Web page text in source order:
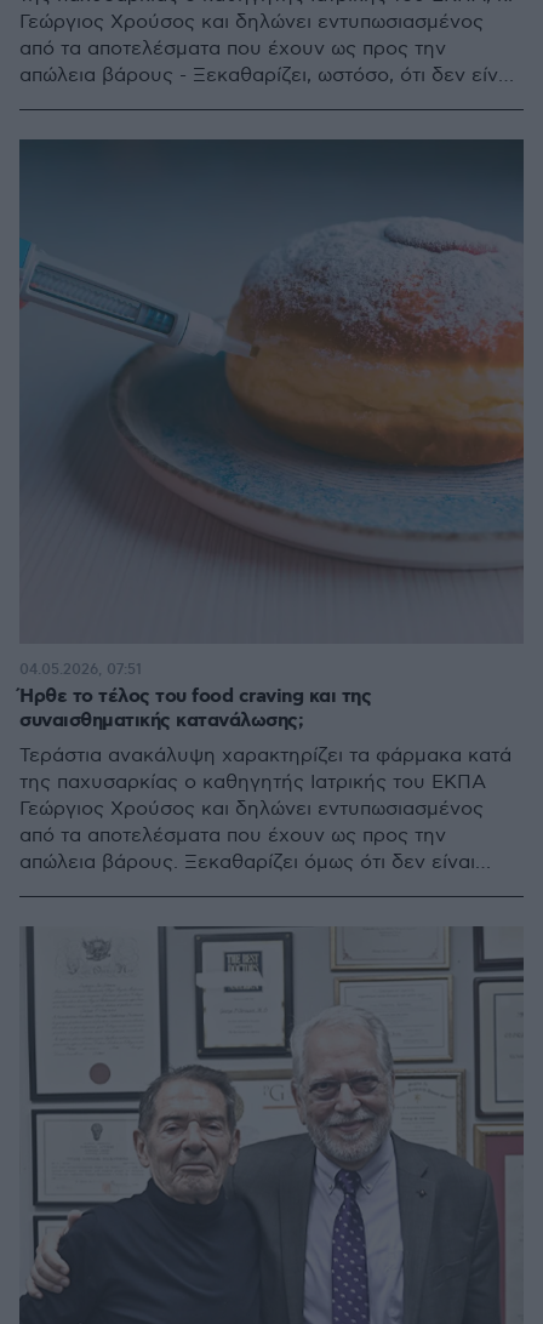
Γεώργιος Χρούσος και δηλώνει εντυπωσιασμένος
από τα αποτελέσματα που έχουν ως προς την
απώλεια βάρους - Ξεκαθαρίζει, ωστόσο, ότι δεν είναι
Ήρθε το τέλος του food craving και της
συναισθηματικής κατανάλωσης;
Τεράστια ανακάλυψη χαρακτηρίζει τα φάρμακα κατά
της παχυσαρκίας ο καθηγητής Ιατρικής του ΕΚΠΑ
Γεώργιος Χρούσος και δηλώνει εντυπωσιασμένος
από τα αποτελέσματα που έχουν ως προς την
απώλεια βάρους. Ξεκαθαρίζει όμως ότι δεν είναι
04.05.2026, 07:51